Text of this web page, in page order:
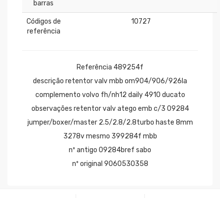
barras
Códigos de
referência
10727
Referência 489254f
descrição retentor valv mbb om904/906/926la
complemento volvo fh/nh12 daily 4910 ducato
observações retentor valv atego emb c/3 09284
jumper/boxer/master 2.5/2.8/2.8turbo haste 8mm
3278v mesmo 399284f mbb
nº antigo 09284bref sabo
nº original 9060530358